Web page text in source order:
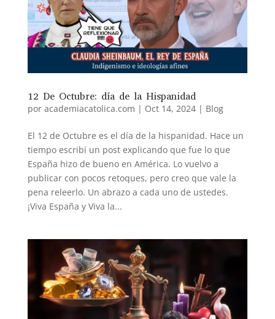
12 De Octubre: día de la Hispanidad
por academiacatolica.com | Oct 14, 2024| Blog
El 12 de Octubre es el día de la hispanidad. Hace un
tiempo escribí un post explicando que fue lo que
España hizo de bueno en América. Lo vuelvo a
publicar con pocos retoques, pero creo que vale la
pena releerlo. Un abrazo a cada uno de ustedes.
¡Viva España y Viva la...